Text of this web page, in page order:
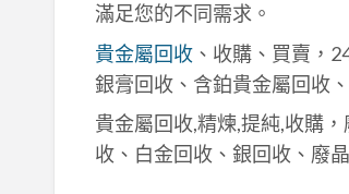
滿足您的不同需求。
貴金屬回收、收購、買賣，
銀膏回收、含鉑貴金屬回收
貴金屬回收,精煉,提純,收購
收、白金回收、銀回收、廢